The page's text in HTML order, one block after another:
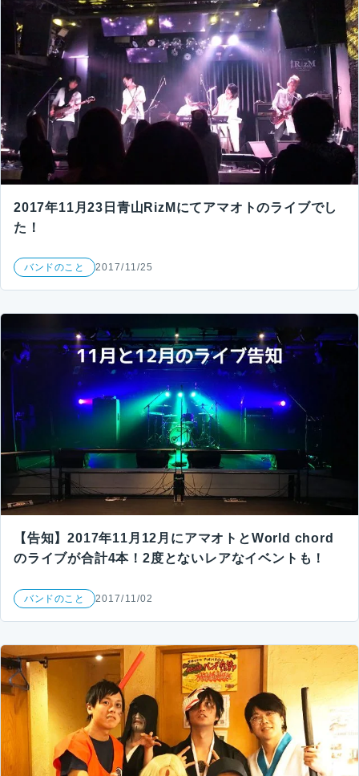
2017年11月23日青山RizMにてアマオトのライブでし
た！
バンドのこと 2017/11/25
【告知】2017年11月12月にアマオトとWorld chord
のライブが合計4本！2度とないレアなイベントも！
バンドのこと 2017/11/02